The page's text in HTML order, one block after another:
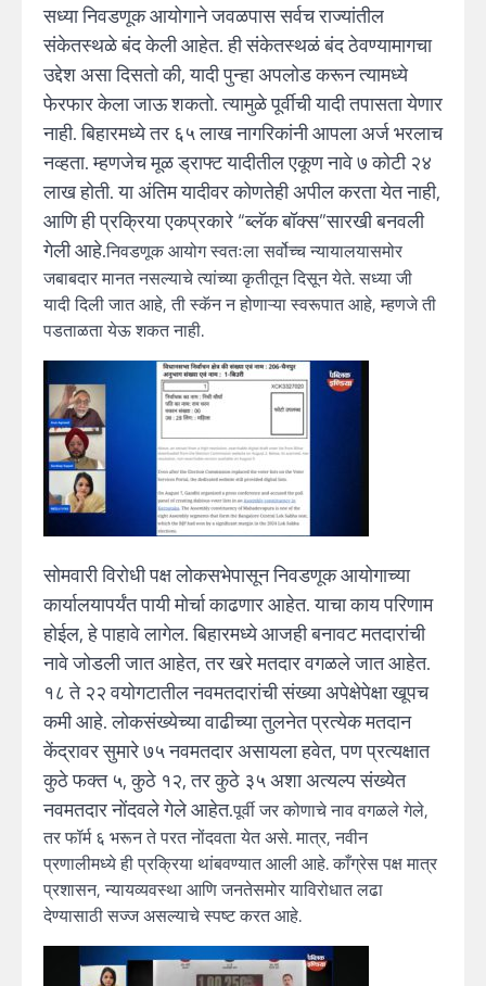
सध्या निवडणूक आयोगाने जवळपास सर्वच राज्यांतील
संकेतस्थळे बंद केली आहेत. ही संकेतस्थळं बंद ठेवण्यामागचा
उद्देश असा दिसतो की, यादी पुन्हा अपलोड करून त्यामध्ये
फेरफार केला जाऊ शकतो. त्यामुळे पूर्वीची यादी तपासता येणार
नाही. बिहारमध्ये तर ६५ लाख नागरिकांनी आपला अर्ज भरलाच
नव्हता. म्हणजेच मूळ ड्राफ्ट यादीतील एकूण नावे ७ कोटी २४
लाख होती. या अंतिम यादीवर कोणतेही अपील करता येत नाही,
आणि ही प्रक्रिया एकप्रकारे “ब्लॅक बॉक्स”सारखी बनवली
गेली आहे.निवडणूक आयोग स्वतःला सर्वोच्च न्यायालयासमोर
जबाबदार मानत नसल्याचे त्यांच्या कृतीतून दिसून येते. सध्या जी
यादी दिली जात आहे, ती स्कॅन न होणाऱ्या स्वरूपात आहे, म्हणजे ती
पडताळता येऊ शकत नाही.
सोमवारी विरोधी पक्ष लोकसभेपासून निवडणूक आयोगाच्या
कार्यालयापर्यंत पायी मोर्चा काढणार आहेत. याचा काय परिणाम
होईल, हे पाहावे लागेल. बिहारमध्ये आजही बनावट मतदारांची
नावे जोडली जात आहेत, तर खरे मतदार वगळले जात आहेत.
१८ ते २२ वयोगटातील नवमतदारांची संख्या अपेक्षेपेक्षा खूपच
कमी आहे. लोकसंख्येच्या वाढीच्या तुलनेत प्रत्येक मतदान
केंद्रावर सुमारे ७५ नवमतदार असायला हवेत, पण प्रत्यक्षात
कुठे फक्त ५, कुठे १२, तर कुठे ३५ अशा अत्यल्प संख्येत
नवमतदार नोंदवले गेले आहेत.पूर्वी जर कोणाचे नाव वगळले गेले,
तर फॉर्म ६ भरून ते परत नोंदवता येत असे. मात्र, नवीन
प्रणालीमध्ये ही प्रक्रिया थांबवण्यात आली आहे. काँग्रेस पक्ष मात्र
प्रशासन, न्यायव्यवस्था आणि जनतेसमोर याविरोधात लढा
देण्यासाठी सज्ज असल्याचे स्पष्ट करत आहे.